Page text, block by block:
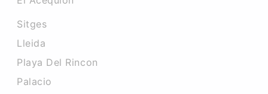
Sitges
Lleida
Playa Del Rincon
Palacio